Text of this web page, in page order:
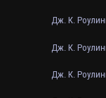
Дж. К.
Дж. К.
Дж. К.